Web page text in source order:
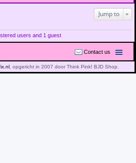
Jump to
users and 1 guest
Contact us
, opgericht in 2007 door Think Pink! BJD Shop.